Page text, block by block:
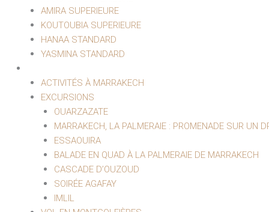
AMIRA SUPERIEURE
KOUTOUBIA SUPERIEURE
HANAA STANDARD
YASMINA STANDARD
ACTIVITÉS À MARRAKECH
EXCURSIONS
OUARZAZATE
MARRAKECH, LA PALMERAIE : PROMENADE SUR UN
ESSAOUIRA
BALADE EN QUAD À LA PALMERAIE DE MARRAKECH
CASCADE D’OUZOUD
SOIRÉE AGAFAY
IMLIL